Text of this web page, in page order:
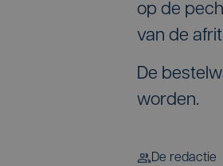
op de
van de
De
worden.
De redactie